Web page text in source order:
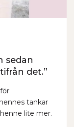
sedan
det.”
tankar
lite mer.